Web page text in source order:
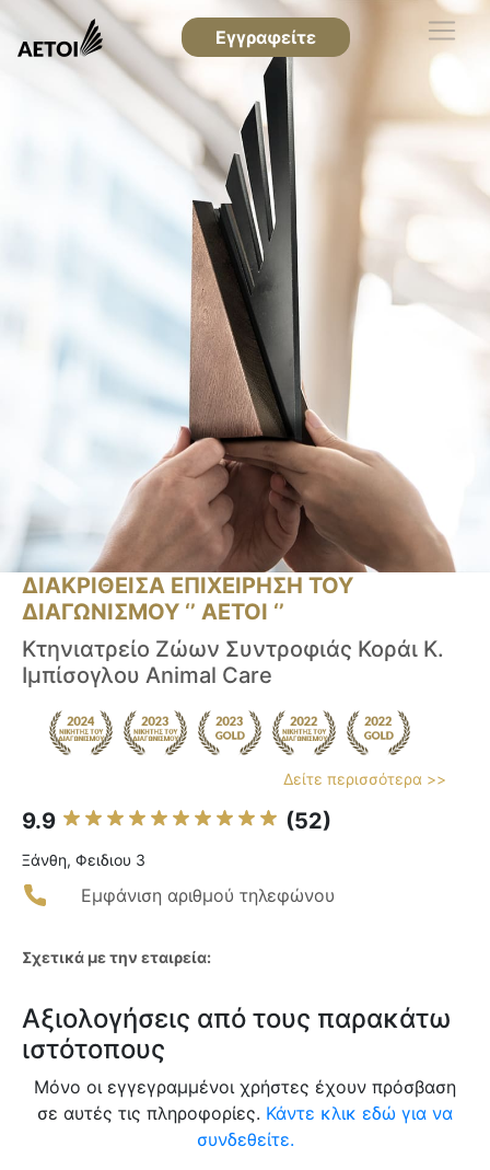
Εγγραφείτε
ΔΙΑΚΡΙΘΕΙΣΑ ΕΠΙΧΕΙΡΗΣΗ ΤΟΥ
ΔΙΑΓΩΝΙΣΜΟΥ ‘’ ΑΕΤΟΙ ‘’
Κτηνιατρείο Ζώων Συντροφιάς Κοράι Κ.
Ιμπίσογλου Animal Care
Δείτε περισσότερα >>
9.9 (52)
Ξάνθη, Φειδιου 3
Εμφάνιση αριθμού τηλεφώνου
Σχετικά με την εταιρεία:
Αξιολογήσεις από τους παρακάτω
ιστότοπους
Μόνο οι εγγεγραμμένοι χρήστες έχουν πρόσβαση
σε αυτές τις πληροφορίες. Κάντε κλικ εδώ για να
συνδεθείτε.